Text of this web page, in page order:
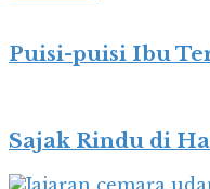
Puisi-puisi Ibu
Sajak Rindu di